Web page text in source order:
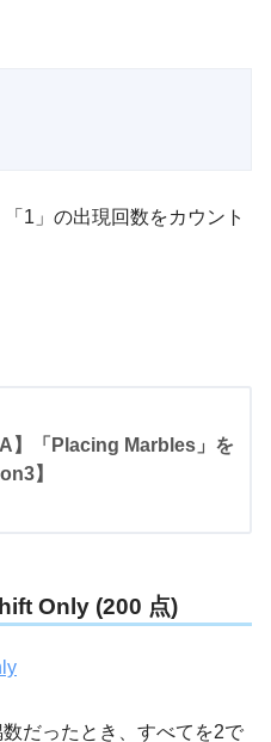
1」の出現回数をカウント
A】「Placing Marbles」を
】
Only (200 点)
だったとき、すべてを2で